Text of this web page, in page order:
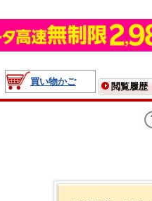
買い物かご
閲覧履歴